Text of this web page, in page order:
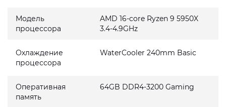
Модель
процессора
AMD 16-core Ryzen 9 5950X
3.4-4.9GHz
Охлаждение
процессора
WaterCooler 240mm Basic
Оперативная
память
64GB DDR4-3200 Gaming